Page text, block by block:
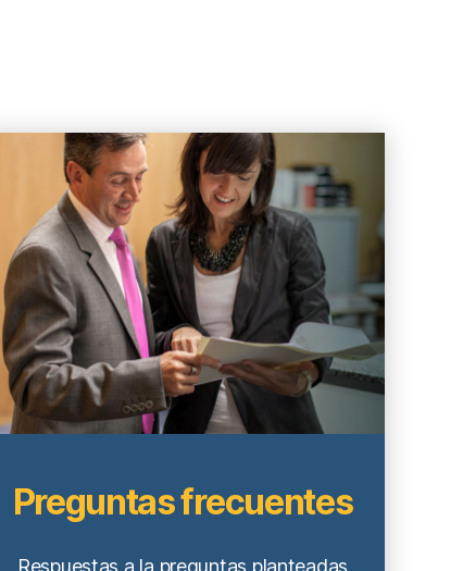
Preguntas frecuentes
Respuestas a la preguntas planteadas